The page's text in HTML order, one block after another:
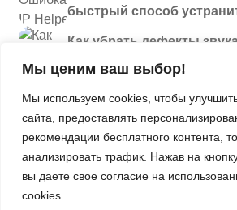
Мы ценим ваш выбор!
Мы используем cookies, чтобы
сайта, предоставлять
рекомендации бесплатного контента,
анализировать трафик. Нажав на
вы даете свое согласие на
cookies.
быстрый способ
Как убрать дефекты
Секреты
Давайте поиграем.
Улучшаем оснащение
Полезные советы по